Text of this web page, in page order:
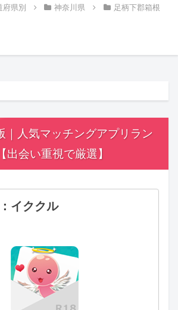
府県別 神奈川県
足柄下郡箱根
人気マッチングアプリラン
出会い重視で厳選】
イククル